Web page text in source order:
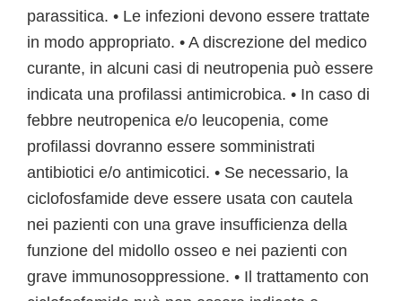
parassitica. • Le infezioni devono essere trattate
in modo appropriato. • A discrezione del medico
curante, in alcuni casi di neutropenia può essere
indicata una profilassi antimicrobica. • In caso di
febbre neutropenica e/o leucopenia, come
profilassi dovranno essere somministrati
antibiotici e/o antimicotici. • Se necessario, la
ciclofosfamide deve essere usata con cautela
nei pazienti con una grave insufficienza della
funzione del midollo osseo e nei pazienti con
grave immunosoppressione. • Il trattamento con